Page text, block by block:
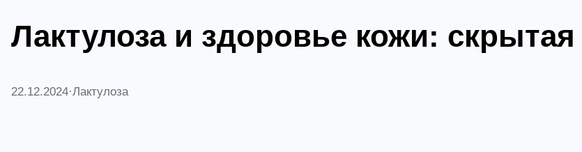
Лактулоза и здоровье кожи:
22.12.2024·Лактулоза